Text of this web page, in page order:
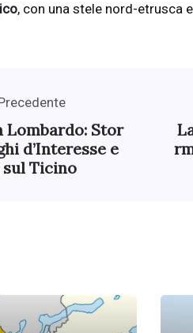
, con una stele nord-etrusca
Lombardo: Stor
d’Interesse e
Ticino